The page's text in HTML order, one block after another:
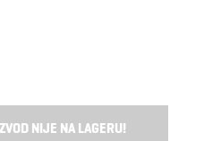
NIJE NA LAGERU!